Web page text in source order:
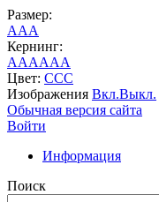
Размер:
AAA
Кернинг:
AAAAAA
Цвет: CCC
Изображения Вкл.Выкл.
Обычная версия сайта
Войти
Информация
Поиск